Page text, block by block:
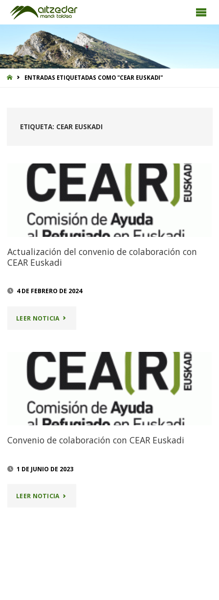
INICIOENTRADAS ETIQUETADAS COMO "CEAR EUSKADI"
ETIQUETA: CEAR EUSKADI
Actualización del convenio de colaboración con
CEAR Euskadi
4 DE FEBRERO DE 2024
LEER NOTICIA"ACTUALIZACIÓN
CONVENIO
DE
CON
Convenio de colaboración con CEAR Euskadi
1 DE JUNIO DE 2023
LEER NOTICIA"CONVENIO